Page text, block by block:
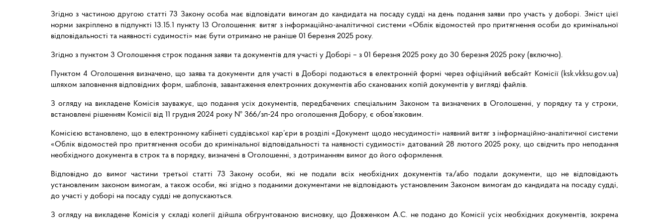
Згідно з частиною другою статті 73 Закону особа має відповідати вимогам до кандидата на посаду судді на день подання заяви про участь у доборі. Зміст цієї
норми закріплено в підпункті 13.15.1 пункту 13 Оголошення: витяг з інформаційно-аналітичної системи «Облік відомостей про притягнення особи до кримінальної
відповідальності та наявності судимості» має бути отримано не раніше 01 березня 2025 року.
Згідно з пунктом 3 Оголошення строк подання заяви та документів для участі у Доборі – з 01 березня 2025 року до 30 березня 2025 року (включно).
Пунктом 4 Оголошення визначено, що заява та документи для участі в Доборі подаються в електронній формі через офіційний вебсайт Комісії (ksk.vkksu.gov.ua)
шляхом заповнення відповідних форм, шаблонів, завантаження електронних документів або сканованих копій документів у вигляді файлів.
З огляду на викладене Комісія зауважує, що подання усіх документів, передбачених спеціальним Законом та визначених в Оголошенні, у порядку та у строки,
встановлені рішенням Комісії від 11 грудня 2024 року № 366/зп-24 про оголошення Добору, є обов’язковим.
Комісією встановлено, що в електронному кабінеті суддівської кар’єри в розділі «Документ щодо несудимості» наявний витяг з інформаційно-аналітичної системи
«Облік відомостей про притягнення особи до кримінальної відповідальності та наявності судимості» датований 28 лютого 2025 року, що свідчить про неподання
необхідного документа в строк та в порядку, визначені в Оголошенні, з дотриманням вимог до його оформлення.
Відповідно до вимог частини третьої статті 73 Закону особи, які не подали всіх необхідних документів та/або подали документи, що не відповідають
установленим законом вимогам, а також особи, які згідно з поданими документами не відповідають установленим Законом вимогам до кандидата на посаду судді,
до участі у доборі на посаду судді не допускаються.
З огляду на викладене Комісія у складі колегії дійшла обґрунтованою висновку, що Довженком А.С. не подано до Комісії усіх необхідних документів, зокрема